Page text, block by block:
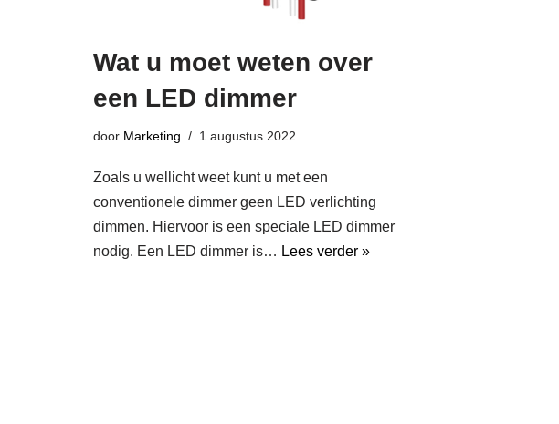
Wat u moet weten over
een LED dimmer
door Marketing 1 augustus 2022
Zoals u wellicht weet kunt u met een
conventionele dimmer geen LED verlichting
dimmen. Hiervoor is een speciale LED dimmer
nodig. Een LED dimmer is… Lees verder »